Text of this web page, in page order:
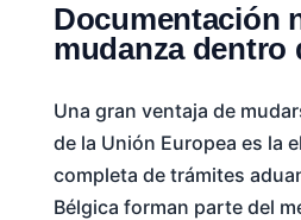
Documentación
mudanza dentro
Una gran ventaja de
de la Unión Europea es la
completa de trámites
Bélgica forman parte del